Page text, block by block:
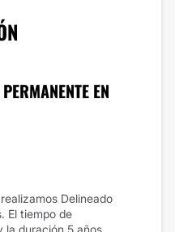
EN
Delineado
El tiempo de
la duración 5 años